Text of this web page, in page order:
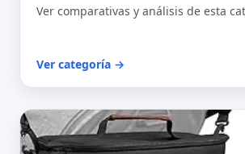
Ver comparativas y análisis de esta
Ver categoría →